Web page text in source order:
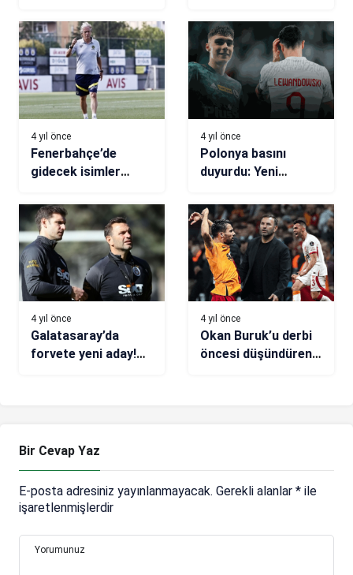
değişiklik tepkisi
4 yıl önce
Fenerbahçe’de
gidecek isimler
İşte son durum…
4 yıl önce
Polonya basını
duyurdu: Yeni
Fenerbahçe…
4 yıl önce
Galatasaray’da
forvete yeni aday!
4 yıl önce
Okan Buruk’u derbi
öncesi düşündüren
Bir Cevap Yaz
E-posta adresiniz yayınlanmayacak. Gerekli alanlar * ile
işaretlenmişlerdir
Yorumunuz